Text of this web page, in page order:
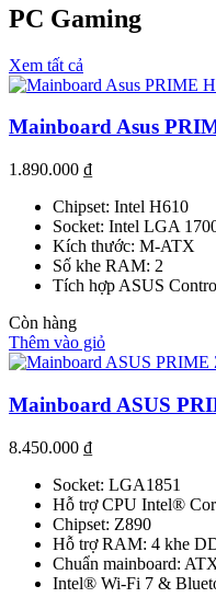
PC Gaming
Xem tất cả
Mainboard Asus
1.890.000 ₫
Chipset: Intel H610
Socket: Intel LGA
Kích thước: M-ATX
Số khe RAM: 2
Tích hợp ASUS
Còn hàng
Thêm vào giỏ
Mainboard ASUS
8.450.000 ₫
Socket: LGA1851
Hỗ trợ CPU Intel®
Chipset: Z890
Hỗ trợ RAM: 4 khe
Chuẩn mainboard:
Intel® Wi-Fi 7 &